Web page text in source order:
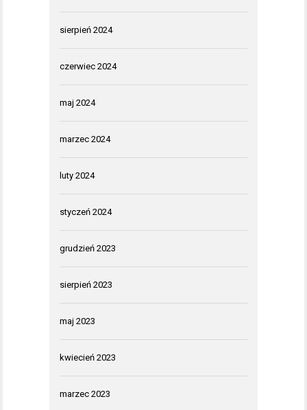
sierpień 2024
czerwiec 2024
maj 2024
marzec 2024
luty 2024
styczeń 2024
grudzień 2023
sierpień 2023
maj 2023
kwiecień 2023
marzec 2023